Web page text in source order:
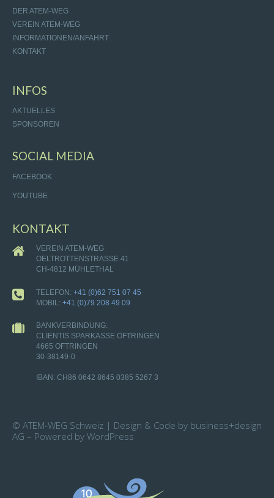
DER ATEM-WEG
VEREIN ATEM-WEG
INFORMATIONEN/ANFAHRT
KONTAKT
INFOS
AKTUELLES
SPONSOREN
SOCIAL MEDIA
FACEBOOK
YOUTUBE
KONTAKT
VEREIN ATEM-WEG
OELTROTTENSTRASSE 41
CH-4812 MÜHLETHAL
TELEFON: +41 (0)62 751 07 45
MOBIL: +41 (0)79 208 49 09
BANKVERBINDUNG:
CLIENTIS SPARKASSE OFTRINGEN
4665 OFTRINGEN
30-38149-0
IBAN: CH86 0642 8645 0385 5267 3
© ATEM-WEG Schweiz | Design & Code by business+design
AG – Powered by WordPress